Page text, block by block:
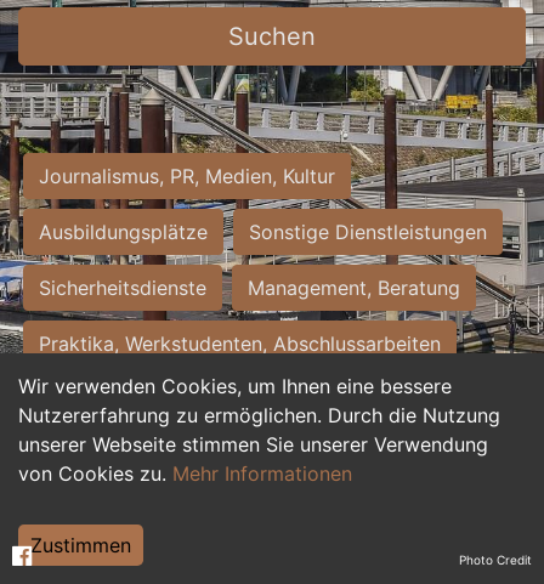
Wir verwenden Cookies, um Ihnen eine bessere
Nutzererfahrung zu ermöglichen. Durch die Nutzung
unserer Webseite stimmen Sie unserer Verwendung
von Cookies zu. Mehr Informationen
Zustimmen
Suchen
Journalismus, PR, Medien, Kultur
Ausbildungsplätze Sonstige Dienstleistungen
Sicherheitsdienste Management, Beratung
Praktika, Werkstudenten, Abschlussarbeiten
Personalwesen Assistenz, Sekretariat
Hilfskräfte, Aushilfs- und Nebenjobs
Weiterbildung, Studium, duale Ausbildung Photo Credit